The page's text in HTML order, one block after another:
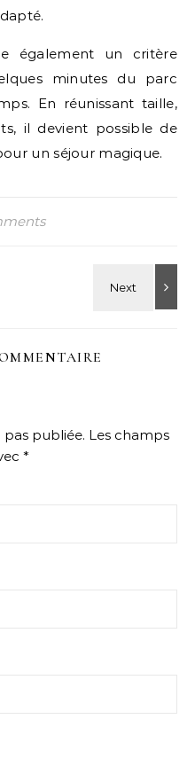
également un critère
minutes du parc
En réunissant taille,
il devient possible de
un séjour magique.
pas publiée. Les champs
*